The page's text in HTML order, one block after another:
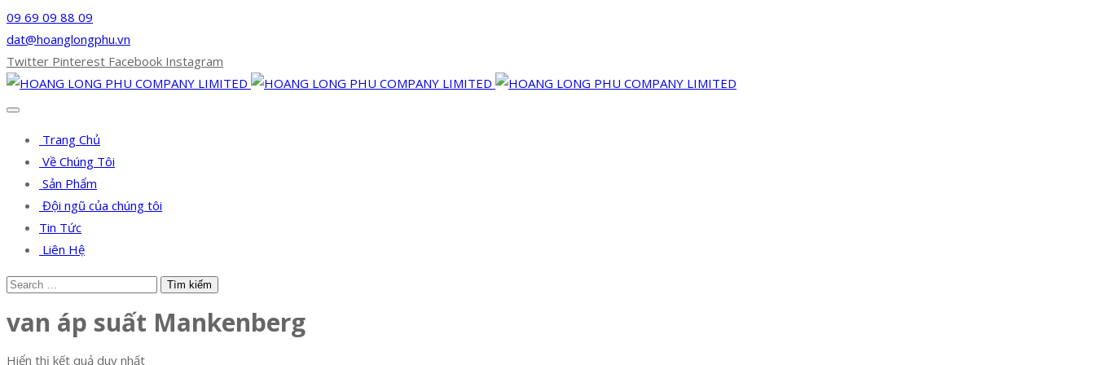
09 69 09 88 09
dat@hoanglongphu.vn
Twitter Pinterest Facebook Instagram
Trang Chủ
Về Chúng Tôi
Sản Phẩm
Đội ngũ của chúng tôi
Tin Tức
Liên Hệ
van áp suất Mankenberg
Hiển thị kết quả duy nhất